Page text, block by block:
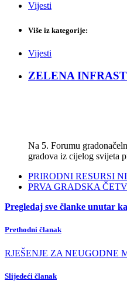
Vijesti
Više iz kategorije:
Vijesti
ZELENA
Na 5. Forumu
gradova iz cijelog svijeta
PRIRODNI RESURSI
PRVA GRADSKA
Pregledaj sve članke unutar
Prethodni članak
RJEŠENJE ZA NEUGODNE
Slijedeći članak